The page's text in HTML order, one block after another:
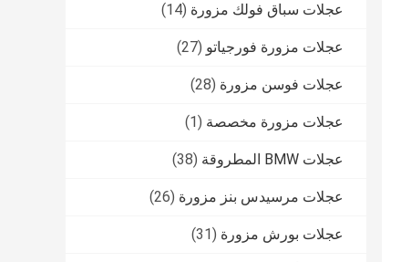
عجلات سباق فولك مزورة (14)
عجلات مزورة فورجياتو (27)
عجلات فوسن مزورة (28)
عجلات مزورة مخصصة (1)
عجلات BMW المطروقة (38)
عجلات مرسيدس بنز مزورة (26)
عجلات بورش مزورة (31)